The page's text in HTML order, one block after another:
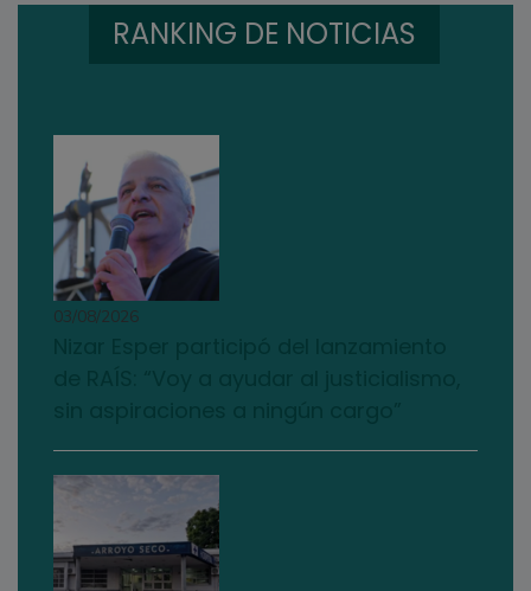
RANKING DE NOTICIAS
03/08/2026